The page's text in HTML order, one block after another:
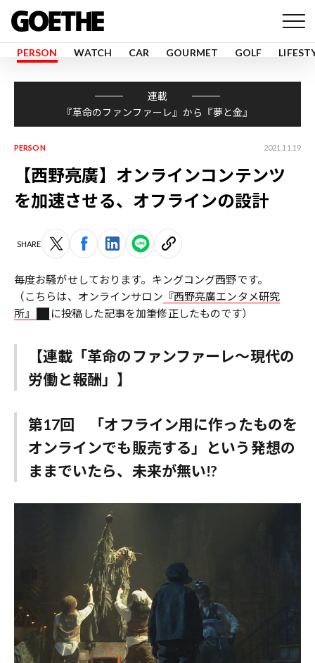
PERSON WATCH CAR GOURMET GOLF
連載
『革命のファンファーレ』から『夢と金』
PERSON 2021.11.19
【西野亮廣】オンラインコンテンツ
を加速させる、オフラインの設計
SHARE
毎度お騒がせしております。キングコング西野です。
（こちらは、オンラインサロン 『西野亮廣エンタメ研究
所』
に投稿した記事を加筆修正したものです）
【連載「革命のファンファーレ～現代の
労働と報酬」】
第17回 「オフライン用に作ったものを
オンラインでも販売する」という発想の
ままでいたら、未来が無い!?